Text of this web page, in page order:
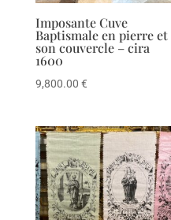
Imposante Cuve
Baptismale en pierre et
son couvercle – cira
1600
9,800.00 €